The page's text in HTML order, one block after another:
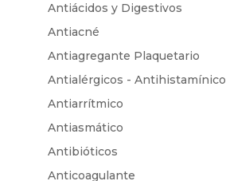
Antiácidos y Digestivos
Antiacné
Antiagregante Plaquetario
Antialérgicos - Antihistamínico
Antiarrítmico
Antiasmático
Antibióticos
Anticoagulante